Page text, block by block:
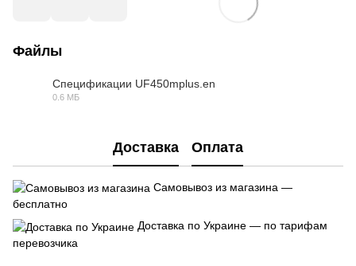
Файлы
Спецификации UF450mplus.en
0.6 МБ
Доставка Оплата
Самовывоз из магазина —
бесплатно
Доставка по Украине — по тарифам
перевозчика